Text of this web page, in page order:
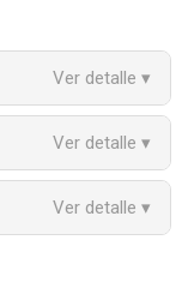
Ver detalle ▾
Ver detalle ▾
Ver detalle ▾